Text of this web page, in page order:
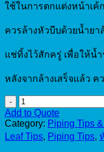
ใช้ในการตกแต่งหน้าเค้
ควรล้างหัวบีบด้วยน้ำย
แช่ทิ้งไว้สักครู่ เพื่อให้น้
หลังจากล้างเสร็จแล้ว ค
Piping
Tip
No.67
quantity
Add to Quote
Category: Piping Tips
Leaf Tips, Piping Tips,